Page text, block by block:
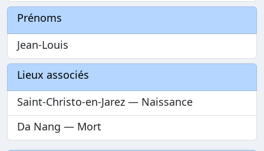
Prénoms
Jean-Louis
Lieux associés
Saint-Christo-en-Jarez — Naissance
Da Nang — Mort